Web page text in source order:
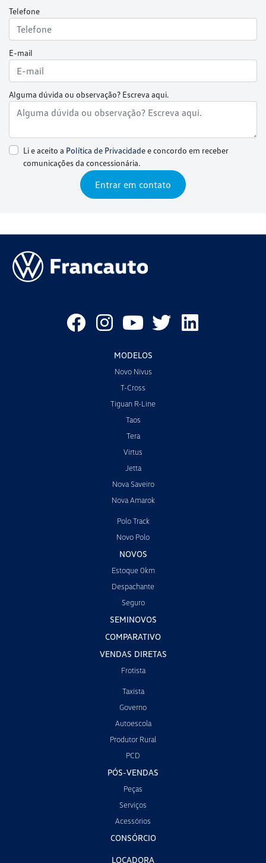
Telefone
E-mail
Alguma dúvida ou observação? Escreva aqui.
Li e aceito a Política de Privacidadee concordo em receber
comunicações da concessionária.
Entrar em contato
MODELOS
Novo Nivus
T-Cross
Tiguan R-Line
Taos
Tera
Virtus
Jetta
Nova Saveiro
Nova Amarok
Polo Track
Novo Polo
NOVOS
Estoque 0km
Despachante
Seguro
SEMINOVOS
COMPARATIVO
VENDAS DIRETAS
Frotista
Taxista
Governo
Autoescola
Produtor Rural
PCD
PÓS-VENDAS
Peças
Serviços
Acessórios
CONSÓRCIO
LOCADORA